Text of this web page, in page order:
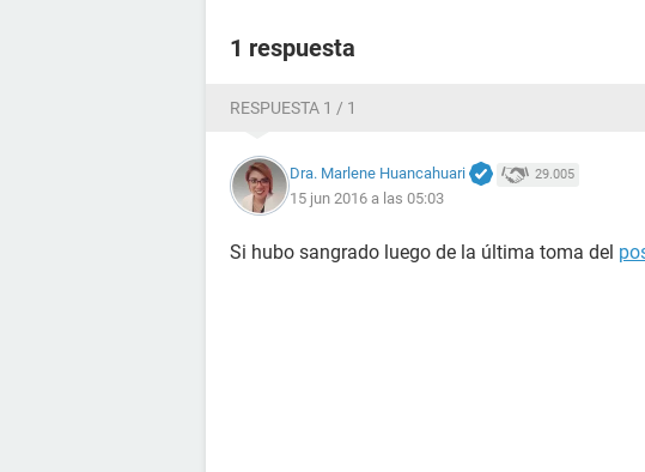
1 respuesta
RESPUESTA 1 / 1
Dra. Marlene Huancahuari 29.005
15 jun 2016 a las 05:03
Si hubo sangrado luego de la última toma del